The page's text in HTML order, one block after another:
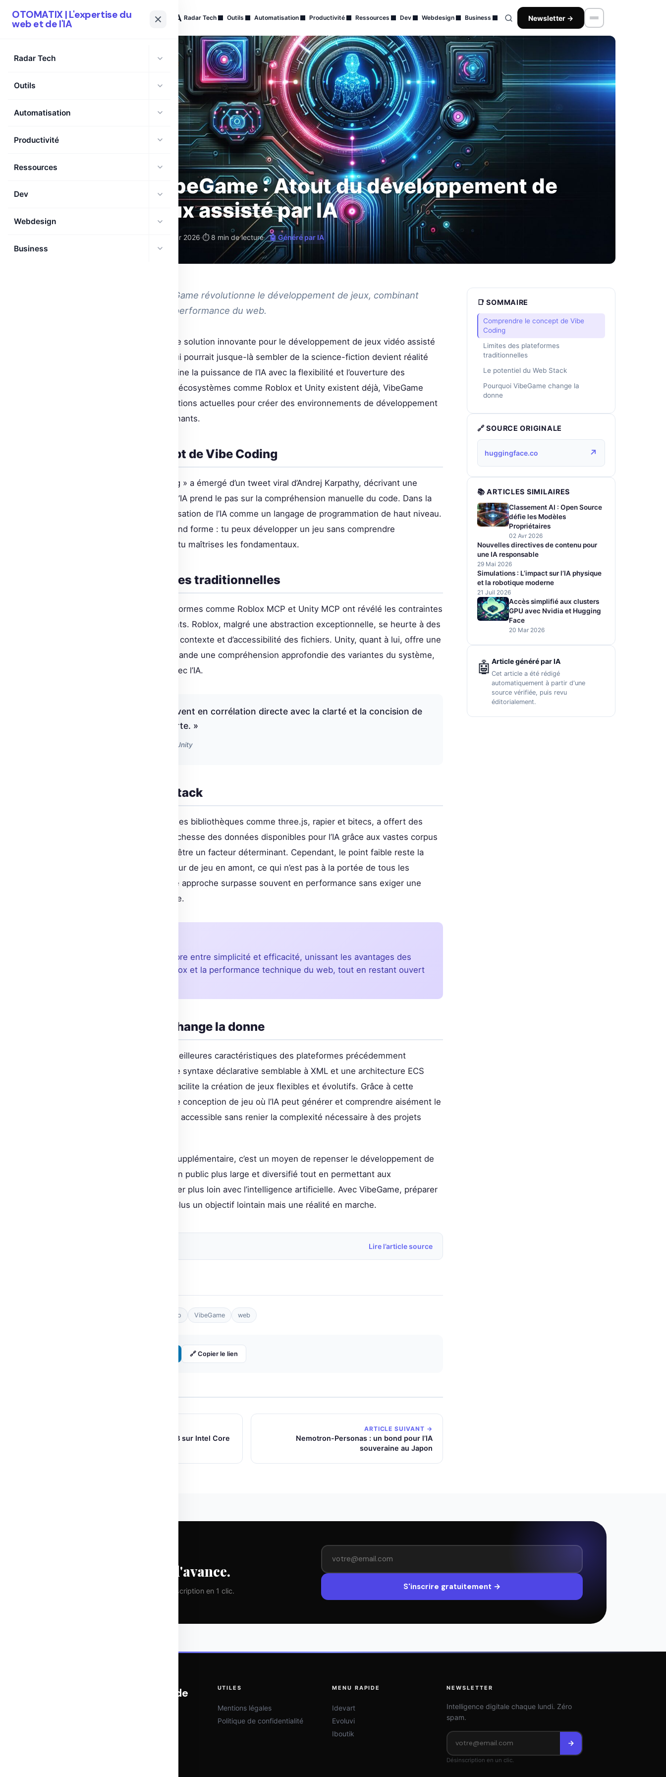
OTOMATIX| L'expertise du web et de l'IA Radar Tech Outils Automatisation Productivité Ressources Dev Webdesign Business Newsletter →
OTOMATIX | L'expertise du
web et de l'IA
Radar Tech
Outils
Automatisation
Productivité
Ressources
Dev
Webdesign
Business
VibeGame : Atout du développement de
jeux assisté par IA
🗓 19 Mar 2026·⏱ 8 min de lecture· 🤖 Généré par IA
Découvrez comment VibeGame révolutionne le développement de jeux, combinant
accessibilité de Roblox et performance du web.
VibeGame s’annonce comme une solution innovante pour le développement de jeux vidéo assisté
par intelligence artificielle. Ce qui pourrait jusque-là sembler de la science-fiction devient réalité
concrète : un système qui combine la puissance de l’IA avec la flexibilité et l’ouverture des
plateformes web. Alors que des écosystèmes comme Roblox et Unity existent déjà, VibeGame
promet de transcender les limitations actuelles pour créer des environnements de développement
véritablement intuitifs et performants.
Comprendre le concept de Vibe Coding
À l’origine, le terme « vibe coding » a émergé d’un tweet viral d’Andrej Karpathy, décrivant une
approche de programmation où l’IA prend le pas sur la compréhension manuelle du code. Dans la
pratique, cela se traduit par l’utilisation de l’IA comme un langage de programmation de haut niveau.
Avec VibeGame, cette vision prend forme : tu peux développer un jeu sans comprendre
profondément le code, tant que tu maîtrises les fondamentaux.
Limites des plateformes traditionnelles
Les essais initiaux sur des plateformes comme Roblox MCP et Unity MCP ont révélé les contraintes
classiques de ces environnements. Roblox, malgré une abstraction exceptionnelle, se heurte à des
limites en matière de gestion du contexte et d’accessibilité des fichiers. Unity, quant à lui, offre une
flexibilité considérable mais demande une compréhension approfondie des variantes du système,
compliquant ainsi l’interaction avec l’IA.
« L’efficacité de l’IA est souvent en corrélation directe avec la clarté et la concision de
la plateforme qu’elle supporte. »
Résultats des essais sur Roblox et Unity
Le potentiel du Web Stack
L’approche par le web, utilisant des bibliothèques comme three.js, rapier et bitecs, a offert des
performances IA inégalées. La richesse des données disponibles pour l’IA grâce aux vastes corpus
de développement web semble être un facteur déterminant. Cependant, le point faible reste la
nécessité de construire un moteur de jeu en amont, ce qui n’est pas à la portée de tous les
développeurs. Malgré tout, cette approche surpasse souvent en performance sans exiger une
connaissance technique poussée.
VibeGame propose un équilibre entre simplicité et efficacité, unissant les avantages des
abstractions élevées de Roblox et la performance technique du web, tout en restant ouvert
Pourquoi VibeGame change la donne
VibeGame vise à combiner les meilleures caractéristiques des plateformes précédemment
explorées. En s’appuyant sur une syntaxe déclarative semblable à XML et une architecture ECS
(Entity-Component-System), il facilite la création de jeux flexibles et évolutifs. Grâce à cette
approche, VibeGame permet une conception de jeu où l’IA peut générer et comprendre aisément le
code, rendant le développement accessible sans renier la complexité nécessaire à des projets
VibeGame n’est pas qu’un outil supplémentaire, c’est un moyen de repenser le développement de
jeux, ouvrant cette discipline à un public plus large et diversifié tout en permettant aux
développeurs expérimentés d’aller plus loin avec l’intelligence artificielle. Avec VibeGame, préparer
l’avenir du jeu vidéo ne semble plus un objectif lointain mais une réalité en marche.
Lire l’article source
jeu vidéo VibeGame web
🔗 Copier le lien
Optimisation de l’agent Qwen3-8B sur Intel Core
ARTICLE SUIVANT →
Nemotron-Personas : un bond pour l’IA
souveraine au Japon
📑 SOMMAIRE
Comprendre le concept de Vibe
Coding
Limites des plateformes
traditionnelles
Le potentiel du Web Stack
Pourquoi VibeGame change la
donne
🔗 SOURCE ORIGINALE
huggingface.co ↗
📚 ARTICLES SIMILAIRES
Classement AI : Open Source
défie les Modèles
Propriétaires
02 Avr 2026
Nouvelles directives de contenu pour
une IA responsable
29 Mai 2026
Simulations : L’impact sur l’IA physique
et la robotique moderne
21 Juil 2026
Accès simplifié aux clusters
GPU avec Nvidia et Hugging
Face
20 Mar 2026
🤖 Article généré par IA
Cet article a été rédigé
automatiquement à partir d'une
source vérifiée, puis revu
éditorialement.
Prenez une longueur d'avance.
Pas de spam. Que de la valeur pure. Désinscription en 1 clic. S'inscrire gratuitement →
OTOMATIX | L'expertise du web et de
UTILES
Mentions légales
Politique de confidentialité
MENU RAPIDE
Idevart
Evoluvi
Iboutik
NEWSLETTER
Intelligence digitale chaque lundi. Zéro
spam.
Désinscription en un clic.